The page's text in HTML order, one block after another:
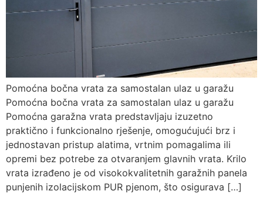
Pomoćna bočna vrata za samostalan ulaz u garažu
Pomoćna bočna vrata za samostalan ulaz u garažu
Pomoćna garažna vrata predstavljaju izuzetno
praktično i funkcionalno rješenje, omogućujući brz i
jednostavan pristup alatima, vrtnim pomagalima ili
opremi bez potrebe za otvaranjem glavnih vrata. Krilo
vrata izrađeno je od visokokvalitetnih garažnih panela
punjenih izolacijskom PUR pjenom, što osigurava […]